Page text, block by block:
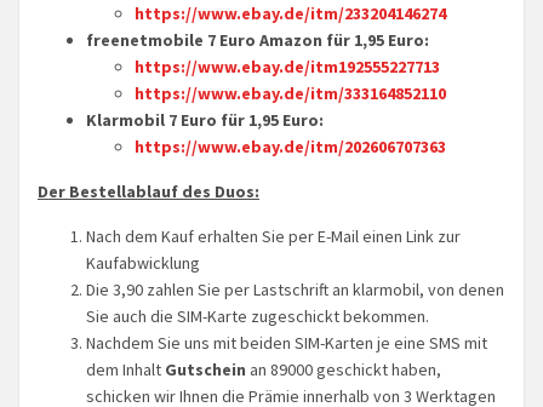
https://www.ebay.de/itm/233204146274
freenetmobile 7 Euro Amazon für 1,95 Euro:
https://www.ebay.de/itm192555227713
https://www.ebay.de/itm/333164852110
Klarmobil 7 Euro für 1,95 Euro:
https://www.ebay.de/itm/202606707363
Der Bestellablauf des Duos:
Nach dem Kauf erhalten Sie per E-Mail einen Link zur
Kaufabwicklung
Die 3,90 zahlen Sie per Lastschrift an klarmobil, von denen
Sie auch die SIM-Karte zugeschickt bekommen.
Nachdem Sie uns mit beiden SIM-Karten je eine SMS mit
dem Inhalt Gutschein an 89000 geschickt haben,
schicken wir Ihnen die Prämie innerhalb von 3 Werktagen